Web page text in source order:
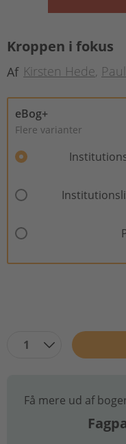
Kroppen i fokus
Af Kirsten Hede
eBog+
Flere varianter
1
Få mere ud af